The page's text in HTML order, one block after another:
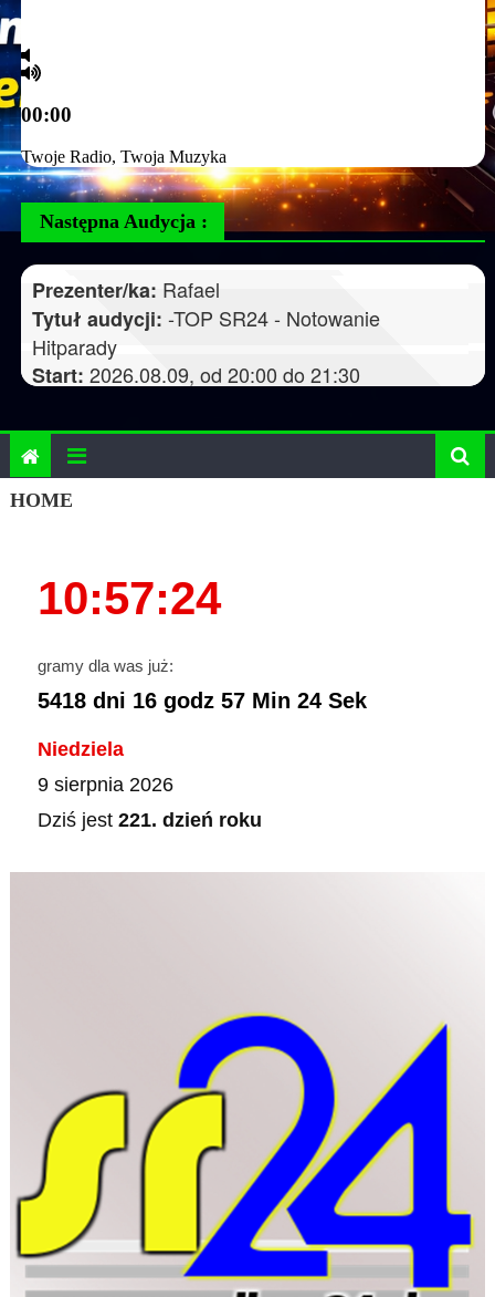
Następna Audycja :
HOME
10:57:25
gramy dla was już:
5418dni 16godz 57Min 25Sek
Niedziela
9 sierpnia 2026
Dziś jest 221. dzień roku